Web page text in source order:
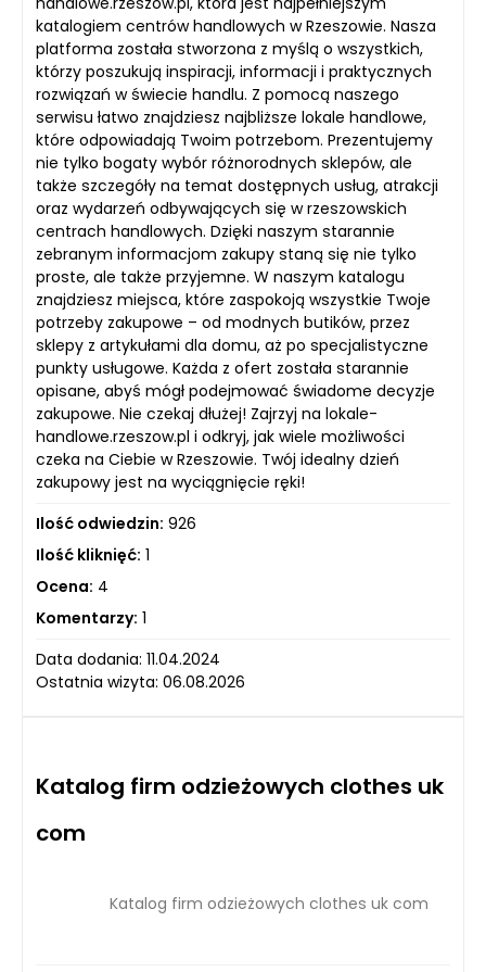
katalogiem centrów handlowych w Rzeszowie. Nasza
platforma została stworzona z myślą o wszystkich,
którzy poszukują inspiracji, informacji i praktycznych
rozwiązań w świecie handlu. Z pomocą naszego
serwisu łatwo znajdziesz najbliższe lokale handlowe,
które odpowiadają Twoim potrzebom. Prezentujemy
nie tylko bogaty wybór różnorodnych sklepów, ale
także szczegóły na temat dostępnych usług, atrakcji
oraz wydarzeń odbywających się w rzeszowskich
centrach handlowych. Dzięki naszym starannie
zebranym informacjom zakupy staną się nie tylko
proste, ale także przyjemne. W naszym katalogu
znajdziesz miejsca, które zaspokoją wszystkie Twoje
potrzeby zakupowe – od modnych butików, przez
sklepy z artykułami dla domu, aż po specjalistyczne
punkty usługowe. Każda z ofert została starannie
opisane, abyś mógł podejmować świadome decyzje
zakupowe. Nie czekaj dłużej! Zajrzyj na lokale-
handlowe.rzeszow.pl i odkryj, jak wiele możliwości
czeka na Ciebie w Rzeszowie. Twój idealny dzień
zakupowy jest na wyciągnięcie ręki!
Ilość odwiedzin: 926
Ilość kliknięć: 1
Ocena: 4
Komentarzy: 1
Data dodania: 11.04.2024
Ostatnia wizyta: 06.08.2026
Katalog firm odzieżowych clothes uk
com
Katalog firm odzieżowych clothes uk com